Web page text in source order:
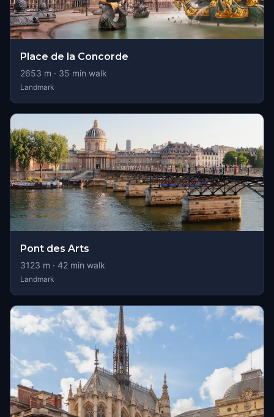
Place de la Concorde
2653 m · 35 min walk
Landmark
Pont des Arts
3123 m · 42 min walk
Landmark